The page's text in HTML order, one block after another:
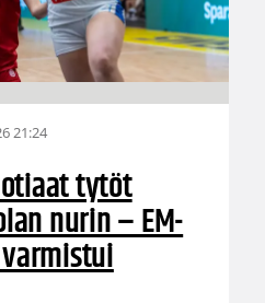
21:24
tytöt
nurin – EM-